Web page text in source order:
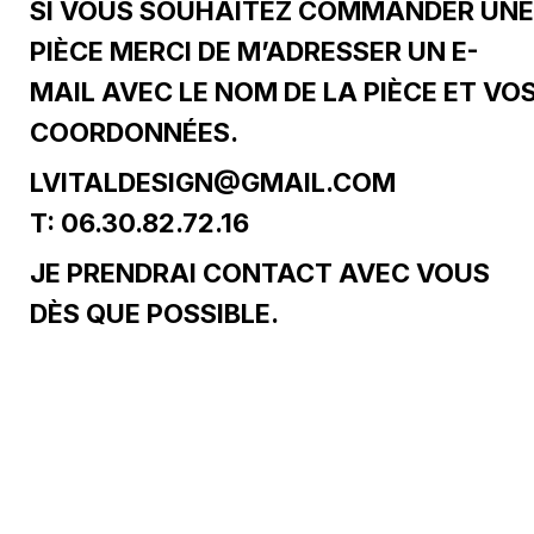
SI VOUS SOUHAITEZ COMMANDER UNE
PIÈCE MERCI DE M’ADRESSER UN E-
MAIL AVEC LE NOM DE LA PIÈCE ET
COORDONNÉES.
LVITALDESIGN@GMAIL.COM
T: 06.30.82.72.16
JE PRENDRAI CONTACT AVEC VOUS
DÈS QUE POSSIBLE.